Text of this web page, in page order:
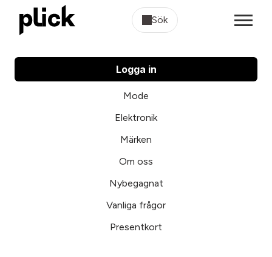
Sök
Logga in
Mode
Elektronik
Märken
Om oss
Nybegagnat
Vanliga frågor
Presentkort